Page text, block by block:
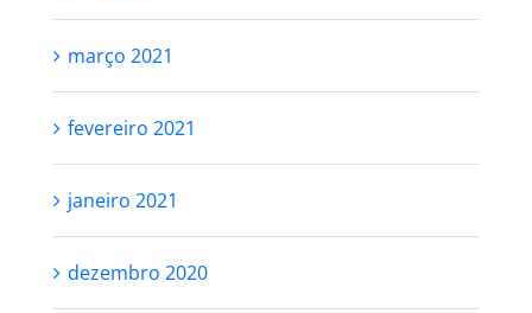
março 2021
fevereiro 2021
janeiro 2021
dezembro 2020